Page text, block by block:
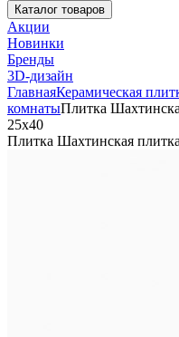
Каталог товаров
Акции
Новинки
Бренды
3D-дизайн
ГлавнаяКерамическая
комнатыПлитка
25х40
Плитка Шахтинская